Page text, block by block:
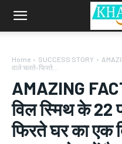
Home SUCCESS STORY
वाले चलते-फिरते...
AMAZING
विल स्‍मिथ के 22
फिरते घर का एक